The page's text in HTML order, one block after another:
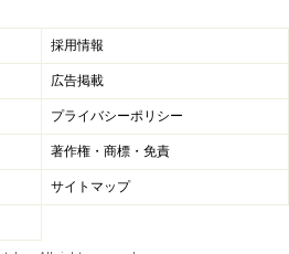
トナー回線であるKDDIによる
3月末までの暫定的なもので、
た地域は両社協議によりローミ
2020年10月には東京都・大阪
ローミングが終了しました。
できるエリアでの利用であれば
採用情報
広告掲載
プライバシーポリシー
著作権・商標・免責
サイトマップ